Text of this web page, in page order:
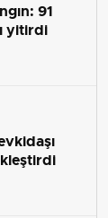
91
yitirdi